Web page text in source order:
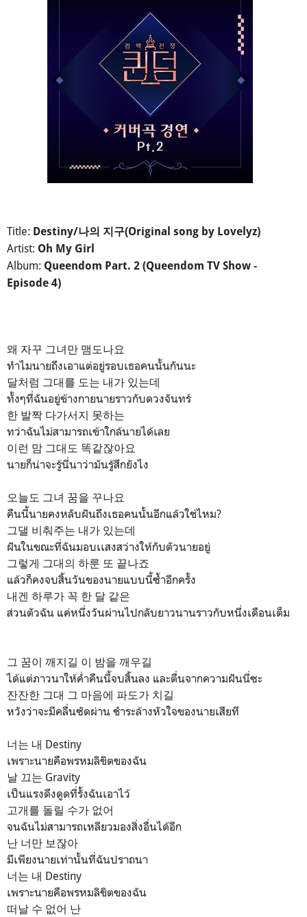
Title: Destiny/나의 지구(Original song by Lovelyz)
Artist: Oh My Girl
Album: Queendom Part. 2 (Queendom TV Show -
Episode 4)
왜 자꾸 그녀만 맴도나요
ทำไมนายถึงเอาแต่อยู่รอบเธอคนนั้นกันนะ
달처럼 그대를 도는 내가 있는데
ทั้งๆที่ฉันอยู่ข้างกายนายราวกับดวงจันทร์
한 발짝 다가서지 못하는
ทว่าฉันไม่สามารถเข้าใกล้นายได้เลย
이런 맘 그대도 똑같잖아요
นายก็น่าจะรู้นี่นาว่ามันรู้สึกยังไง
오늘도 그녀 꿈을 꾸나요
คืนนี้นายคงหลับฝันถึงเธอคนนั้นอีกแล้วใช่ไหม?
그댈 비춰주는 내가 있는데
ฝันในขณะที่ฉันมอบเเสงสว่างให้กับตัวนายอยู่
그렇게 그대의 하룬 또 끝나죠
แล้วก็คงจบสิ้นวันของนายแบบนี้ซ้ำอีกครั้ง
내겐 하루가 꼭 한 달 같은
ส่วนตัวฉัน แค่หนึ่งวันผ่านไปกลับยาวนานราวกับหนึ่งเดือนเต็ม
그 꿈이 깨지길 이 밤을 깨우길
ได้แต่ภาวนาให้ค่ำคืนนี้จบสิ้นลง และตื่นจากความฝันนี่ซะ
잔잔한 그대 그 마음에 파도가 치길
หวังว่าจะมีคลื่นซัดผ่าน ชำระล้างหัวใจของนายเสียที
너는 내 Destiny
เพราะนายคือพรหมลิขิตของฉัน
날 끄는 Gravity
เป็นแรงดึงดูดที่รั้งฉันเอาไว้
고개를 돌릴 수가 없어
จนฉันไม่สามารถเหลียวมองสิ่งอื่นได้อีก
난 너만 보잖아
มีเพียงนายเท่านั้นที่ฉันปราถนา
너는 내 Destiny
เพราะนายคือพรหมลิขิตของฉัน
떠날 수 없어 난